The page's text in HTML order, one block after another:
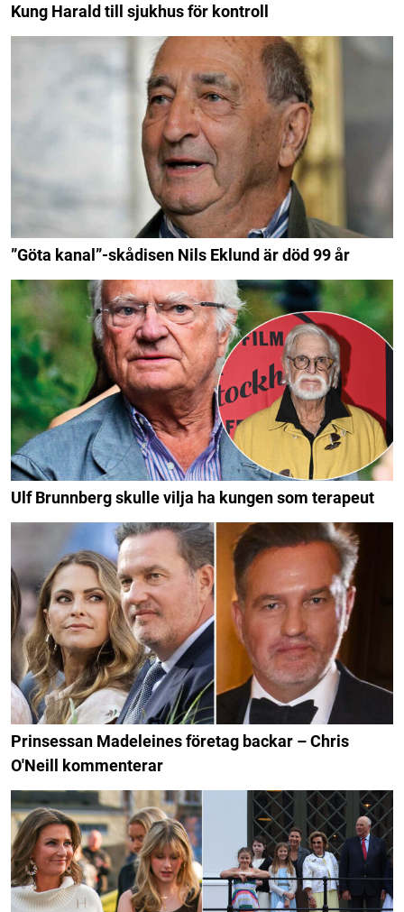
Kung Harald till sjukhus för kontroll
”Göta kanal”-skådisen Nils Eklund är död 99 år
Ulf Brunnberg skulle vilja ha kungen som terapeut
Prinsessan Madeleines företag backar – Chris
O'Neill kommenterar